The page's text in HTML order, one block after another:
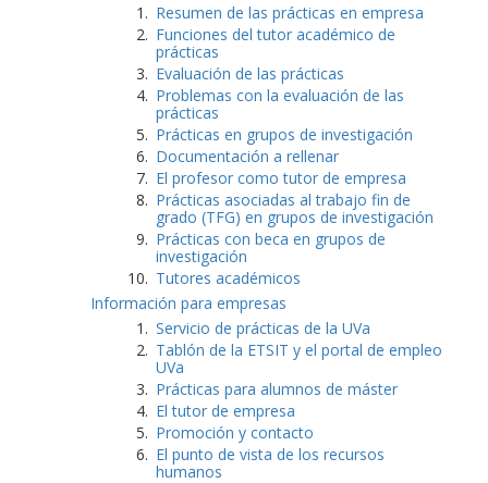
Resumen de las prácticas en empresa
Funciones del tutor académico de
prácticas
Evaluación de las prácticas
Problemas con la evaluación de las
prácticas
Prácticas en grupos de investigación
Documentación a rellenar
El profesor como tutor de empresa
Prácticas asociadas al trabajo fin de
grado (TFG) en grupos de investigación
Prácticas con beca en grupos de
investigación
Tutores académicos
Información para empresas
Servicio de prácticas de la UVa
Tablón de la ETSIT y el portal de empleo
UVa
Prácticas para alumnos de máster
El tutor de empresa
Promoción y contacto
El punto de vista de los recursos
humanos